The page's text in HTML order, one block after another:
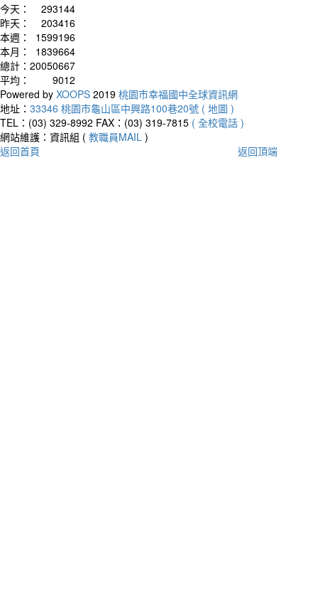
今天：
293144
昨天：
203416
本週：
1599196
本月：
1839664
總計： 20050667
平均：
9012
Powered by XOOPS 2019 桃園市幸福國中全球資訊網
地址： 33346 桃園市龜山區中興路100巷20號 ( 地圖 )
TEL：(03) 329-8992 FAX：(03) 319-7815 ( 全校電話 )
網站維護：資訊組 ( 教職員MAIL )
返回首頁
返回頂端